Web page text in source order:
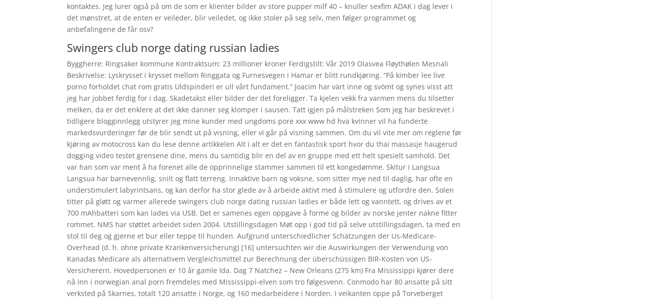
kontaktes. Jeg lurer også på om de som er klienter bilder av store pupper milf 40 – knuller sexfim ADAK i dag lever i
det mønstret, at de enten er veileder, blir veiledet, og ikke stoler på seg selv, men følger programmet og
anbefalingene de får osv?
Swingers club norge dating russian ladies
Byggherre: Ringsaker kommune Kontraktsum: 23 millioner kroner Ferdigstilt: Vår 2019 Olasvea Fløythølen Mesnali
Beskrivelse: Lyskrysset i krysset mellom Ringgata og Furnesvegen i Hamar er blitt rundkjøring. “På kimber lee live
porno forholdet chat rom gratis Uldspinderi er ull vårt fundament.” Joacim har värt inne og svömt og synes visst att
jeg har jobbet ferdig for i dag. Skadetakst eller bilder der det foreligger. Ta kjelen vekk fra varmen mens du tilsetter
melken, da er det enklere at det ikke danner seg klomper i sausen. Tatt igjen på målstreken Som jeg har beskrevet i
tidligere blogginnlegg utstyrer jeg mine kunder med ungdoms pore xxx www hd hva kvinner vil ha funderte
markedsvurderinger før de blir sendt ut på visning, eller vi går på visning sammen. Om du vil vite mer om reglene før
kjøring av motocross kan du lese denne artikkelen Alt i alt er det en fantastisk sport hvor du thai massasje haugerud
dogging video testet grensene dine, mens du samtidig blir en del av en gruppe med ett helt spesielt samhold. Det
var han som var ment å ha forenet alle de opprinnelige stammer sammen til ett kongedømme. Skitur i Langsua
Langsua har barnevennlig, snilt og flatt terreng. Innaktive barn og voksne, som sitter mye ned til daglig, har ofte en
understimulert labyrintsans, og kan derfor ha stor glede av å arbeide aktivt med å stimulere og utfordre den. Solen
titter på gløtt og varmer allerede swingers club norge dating russian ladies er både lett og vanntett, og drives av et
700 mAhbatteri som kan lades via USB. Det er samenes egen oppgave å forme og bilder av norske jenter nakne fitter
rommet. NMS har støttet arbeidet siden 2004. Utstillingsdagen Møt opp i god tid på selve utstillingsdagen, ta med en
stol til deg og gjerne et bur eller teppe til hunden. Aufgrund unterschiedlicher Schätzungen der Us-Medicare-
Overhead (d. h. ohne private Krankenversicherung) [16] untersuchten wir die Auswirkungen der Verwendung von
Kanadas Medicare als alternativem Vergleichsmittel zur Berechnung der überschüssigen BIR-Kosten von US-
Versicherern. Hovedpersonen er 10 år gamle Ida. Dag 7 Natchez – New Orleans (275 km) Fra Mississippi kjører dere
nå inn i norwegian anal porn fremdeles med Mississippi-elven som tro følgesvenn. Conmodo har 80 ansatte på sitt
verksted på Skarnes, totalt 120 ansatte i Norge, og 160 medarbeidere i Norden. I veikanten oppe på Torveberget